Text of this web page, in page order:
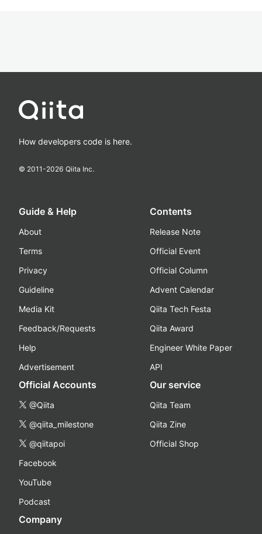
How developers code is here.
© 2011-2026 Qiita Inc.
Guide & Help
About
Terms
Privacy
Guideline
Media Kit
Feedback/Requests
Help
Advertisement
Contents
Release Note
Official Event
Official Column
Advent Calendar
Qiita Tech Festa
Qiita Award
Engineer White Paper
API
Official Accounts
@Qiita
@qiita_milestone
@qiitapoi
Facebook
YouTube
Podcast
Our service
Qiita Team
Qiita Zine
Official Shop
Company